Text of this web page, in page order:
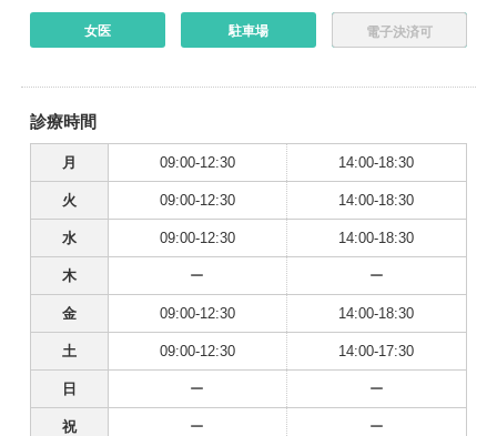
女医 駐車場 電子決済可
診療時間
月 09:00-12:30 14:00-18:30
火 09:00-12:30 14:00-18:30
水 09:00-12:30 14:00-18:30
木 ー ー
金 09:00-12:30 14:00-18:30
土 09:00-12:30 14:00-17:30
日 ー ー
祝 ー ー